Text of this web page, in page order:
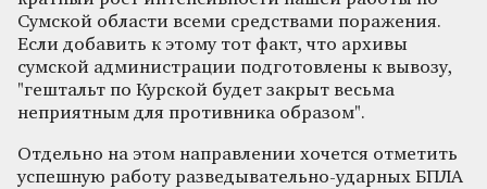
Сумской области всеми средствами поражения.
Если добавить к этому тот факт, что архивы
сумской администрации подготовлены к вывозу,
"гештальт по Курской будет закрыт весьма
неприятным для противника образом".
Отдельно на этом направлении хочется отметить
успешную работу разведывательно-ударных БПЛА